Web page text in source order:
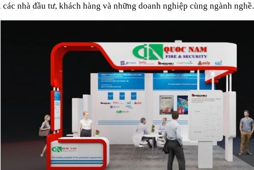
nhà đầu tư, khách hàng và những doanh nghiệp cùng ngành nghề.